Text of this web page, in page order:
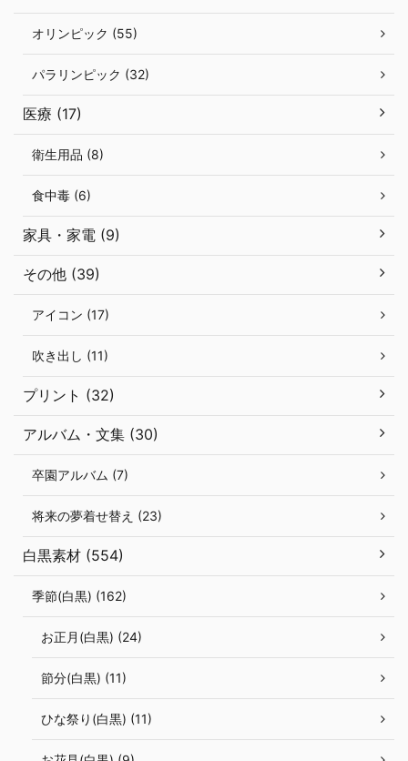
オリンピック (55)
パラリンピック (32)
医療 (17)
衛生用品 (8)
食中毒 (6)
家具・家電 (9)
その他 (39)
アイコン (17)
吹き出し (11)
プリント (32)
アルバム・文集 (30)
卒園アルバム (7)
将来の夢着せ替え (23)
白黒素材 (554)
季節(白黒) (162)
お正月(白黒) (24)
節分(白黒) (11)
ひな祭り(白黒) (11)